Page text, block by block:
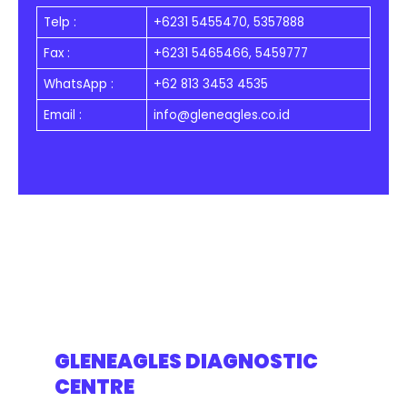
Telp :
+6231 5455470, 5357888
Fax :
+6231 5465466, 5459777
WhatsApp :
+62 813 3453 4535
Email :
info@gleneagles.co.id
GLENEAGLES DIAGNOSTIC
CENTRE